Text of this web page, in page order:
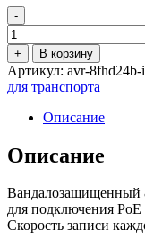
-
Количество
товара
AVR-
8FHD24B
(IP/PoE)
+ В корзину
Артикул: avr-8fhd24b-
для транспорта
Описание
Описание
Вандалозащищенный
для подключения
Скорость записи